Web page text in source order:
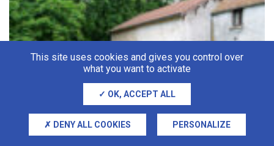
This site uses cookies and gives you control over
what you want to activate
OK, ACCEPT ALL
DENY ALL COOKIES PERSONALIZE